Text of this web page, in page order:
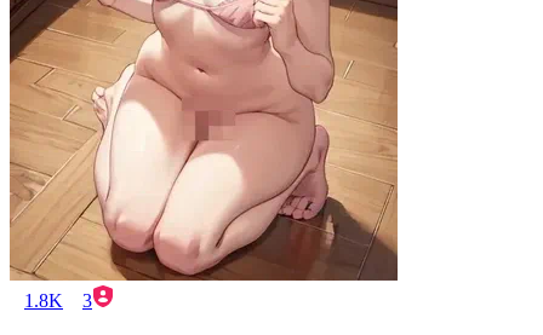
1.8K 3